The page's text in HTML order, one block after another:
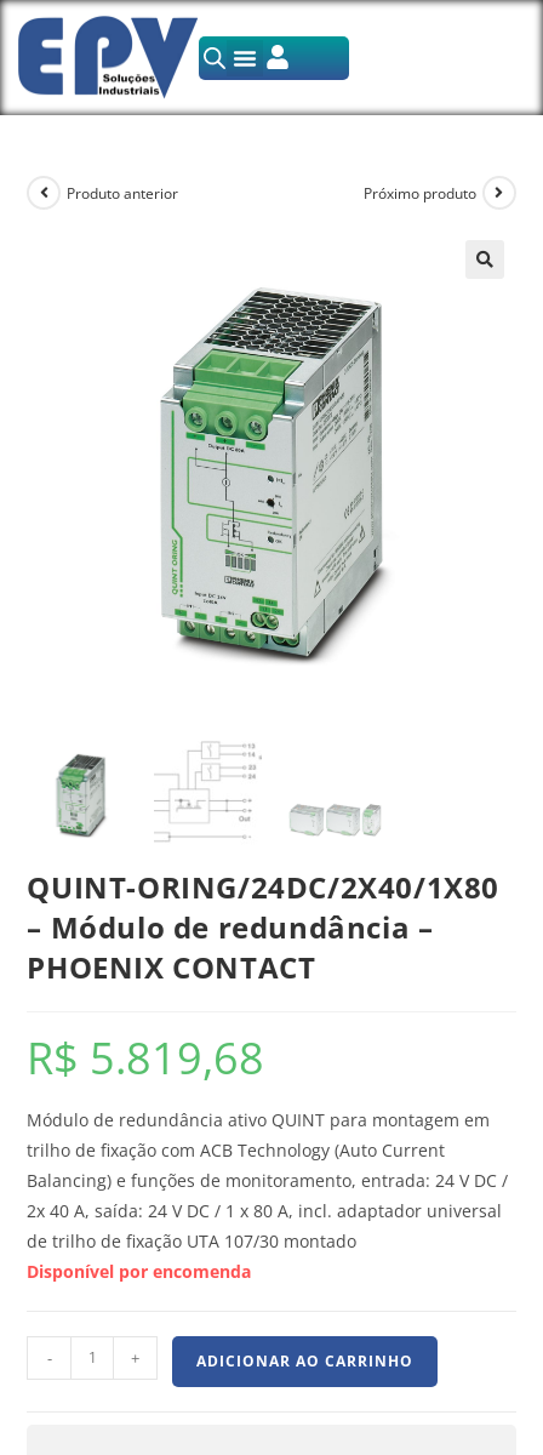
Produto anterior Próximo produto
QUINT-ORING/24DC/2X40/1X80
– Módulo de redundância –
PHOENIX CONTACT
R$ 5.819,68
Módulo de redundância ativo QUINT para montagem em
trilho de fixação com ACB Technology (Auto Current
Balancing) e funções de monitoramento, entrada: 24 V DC /
2x 40 A, saída: 24 V DC / 1 x 80 A, incl. adaptador universal
de trilho de fixação UTA 107/30 montado
Disponível por encomenda
- + ADICIONAR AO CARRINHO